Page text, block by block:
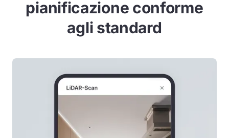
pianificazione conforme
agli standard